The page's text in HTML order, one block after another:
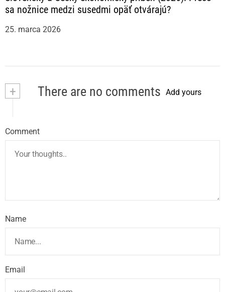
sa nožnice medzi susedmi opäť otvárajú?
25. marca 2026
+ There are no comments Add yours
Comment
Name
Email